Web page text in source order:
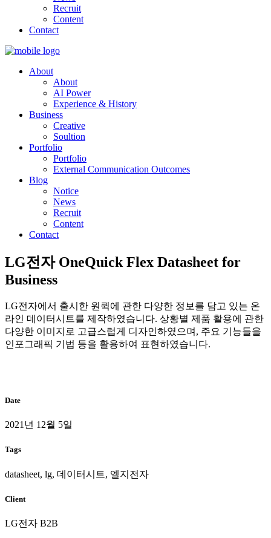
Recruit
Content
Contact
About
About
AI Power
Experience & History
Business
Creative
Soultion
Portfolio
Portfolio
External Communication Outcomes
Blog
Notice
News
Recruit
Content
Contact
LG전자 OneQuick Flex Datasheet for
Business
LG전자에서 출시한 원퀵에 관한 다양한 정보를 담고 있는 온
라인 데이터시트를 제작하였습니다. 상황별 제품 활용에 관한
다양한 이미지로 고급스럽게 디자인하였으며, 주요 기능들을
인포그래픽 기법 등을 활용하여 표현하였습니다.
Date
2021년 12월 5일
Tags
datasheet, lg, 데이터시트, 엘지전자
Client
LG전자 B2B